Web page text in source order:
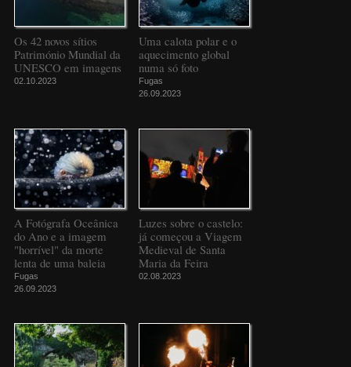
Os 42 novos sítios
Património Mundial da
UNESCO em imagens
02.10.2023
Uma calota polar e o
aquecimento global
numa só foto
Fugas
26.09.2023
A Fotógrafa Oceânica
do Ano e a imagem
"horrível" da morte
lenta de uma baleia
Fugas
26.09.2023
Luzes sobre o castelo:
já começou a Viagem
Medieval de Santa
Maria da Feira
02.08.2023